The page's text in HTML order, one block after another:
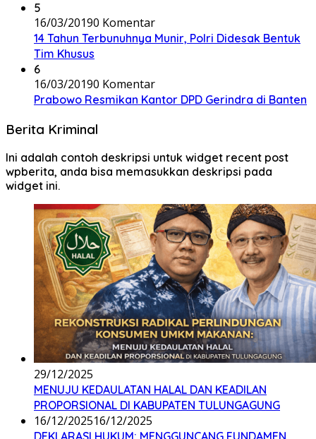
5
16/03/20190 Komentar
14 Tahun Terbunuhnya Munir, Polri Didesak Bentuk
Tim Khusus
6
16/03/20190 Komentar
Prabowo Resmikan Kantor DPD Gerindra di Banten
Berita Kriminal
Ini adalah contoh deskripsi untuk widget recent post
wpberita, anda bisa memasukkan deskripsi pada
widget ini.
29/12/2025
MENUJU KEDAULATAN HALAL DAN KEADILAN
PROPORSIONAL DI KABUPATEN TULUNGAGUNG
16/12/202516/12/2025